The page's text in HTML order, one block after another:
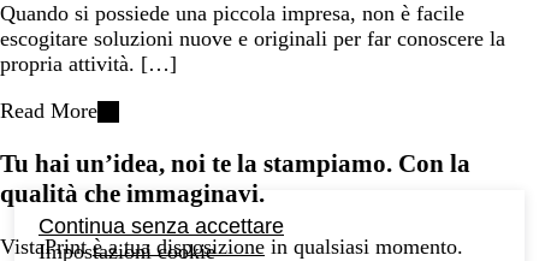
Quando si possiede una piccola impresa, non è facile
escogitare soluzioni nuove e originali per far conoscere la
propria attività. […]
Read More
Tu hai un’idea, noi te la stampiamo. Con la
qualità che immaginavi.
VistaPrintè a tua disposizione in qualsiasi momento.
Continua senza accettare
Impostazioni cookie